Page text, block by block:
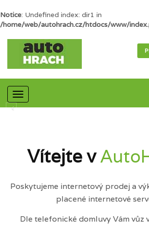
Notice: Undefined index: dir1 in
/home/web/autohrach.cz/htdocs/www/
Mobilní
navigace
Vítejte v
Poskytujeme internetový prodej a
placené internetové
Dle telefonické domluvy Vám vůz